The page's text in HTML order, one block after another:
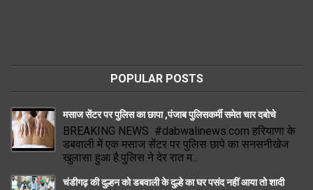
POPULAR POSTS
मसाज सेंटर पर पुलिस का छापा ,पंजाब पुलिसकर्मी समेत चार दबोचे
BREAKING NEWS #dabwalinews.com हरियाणा के
डबवाली में एक मसाज सेंटर पर पुलिस छापे का सनसनीखेज
खुलासा हुआ है.पुलिस ने देर रात म...
चंडीगढ़ की दुल्हन को डबवाली के दुल्हे का घर पसंद नहीं आया तो शादी